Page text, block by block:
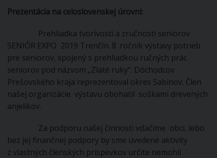
Prezentácia na celoslovenskej úrovni:
Prehliadka tvorivosti a zručnosti seniorov
SENIÓR EXPO 2019 Trenčín. 8 .ročník výstavy potrieb
pre seniorov, spojený s prehliadkou ručných prác
seniorov pod názvom „Zlaté ruky“. Dôchodcov
Prešovského kraja reprezentoval okres Sabinov. Člen
našej organizácie výstavu obohatil soškami drevených
anjelikov.
Za podporu našej činnosti vďačíme obci, lebo
bez jej finančnej podpory by sme uvedené aktivity
z vlastných členských príspevkov určite nemohli